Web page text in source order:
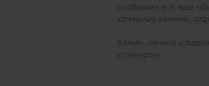
особняках всё ещё
каменные камины,
Камин, ленина и
и декором.